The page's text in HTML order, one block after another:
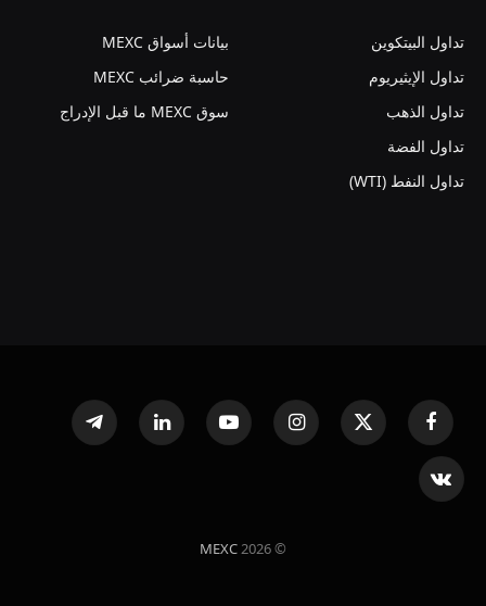
تداول البيتكوين
تداول الإيثيريوم
تداول الذهب
تداول الفضة
تداول النفط (WTI)
بيانات أسواق MEXC
حاسبة ضرائب MEXC
سوق MEXC ما قبل الإدراج
فيسبوك
X
(Twitter)
الانستغرام يوتيوب لينكدإن تيلقرام
VKontakte
© 2026
MEXC